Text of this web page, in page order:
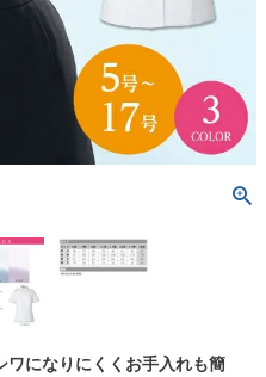
ワになりにくくお手入れも簡